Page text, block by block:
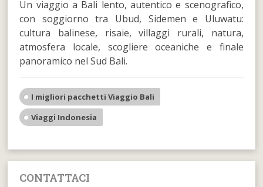
Un viaggio a Bali lento, autentico e scenografico,
con soggiorno tra Ubud, Sidemen e Uluwatu:
cultura balinese, risaie, villaggi rurali, natura,
atmosfera locale, scogliere oceaniche e finale
panoramico nel Sud Bali.
I migliori pacchetti Viaggio Bali
Viaggi Indonesia
CONTATTACI